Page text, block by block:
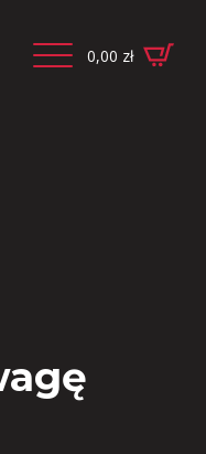
0,00 zł